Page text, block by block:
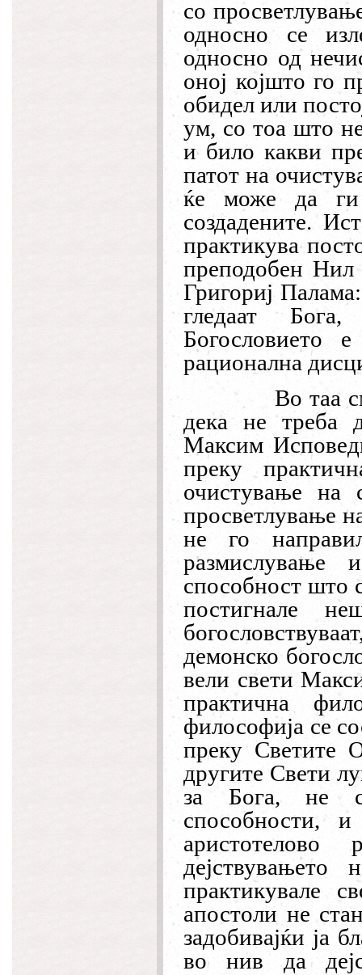
со
односно се
односно од
оној којшто го
обидел или
ум, со тоа што
и било какви
патот на
ќе може да ги
создадените.
практикува
преподобен
Григориј
гледаат
Богословието
рационална
Во таа
дека не треба
Максим
преку
очистување на
просветлување
не го
размислување
способност што
постигнале
демонско
вели свети
практична
философија се
преку Светите
другите Свети
за Бога, не
способности,
аристотелово
практикувале
апостоли не
задобивајќи ја
во нив да